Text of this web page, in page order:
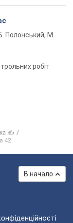
Полонський, М.
робіт
✍
42
В начало